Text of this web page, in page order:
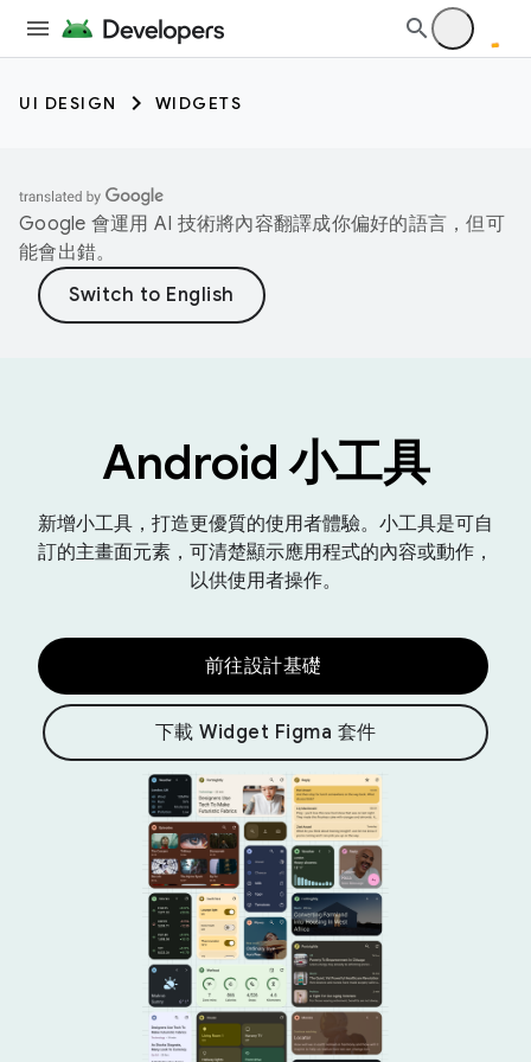
UI DESIGN WIDGETS
Google 會運用 AI 技術將內容翻譯成你偏好的語言，但可
能會出錯。
Android 小工具
新增小工具，打造更優質的使用者體驗。小工具是可自
訂的主畫面元素，可清楚顯示應用程式的內容或動作，
以供使用者操作。
前往設計基礎
下載 Widget Figma 套件